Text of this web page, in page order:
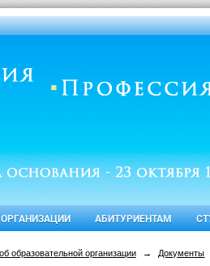
АБИТУРИЕНТАМ
образовательной организации → Документы